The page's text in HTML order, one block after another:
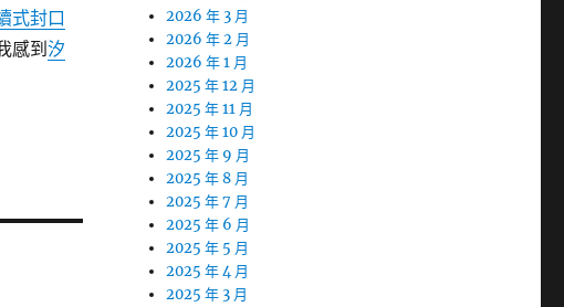
式封口
感到汐
2026 年 3 月
2026 年 2 月
2026 年 1 月
2025 年 12 月
2025 年 11 月
2025 年 10 月
2025 年 9 月
2025 年 8 月
2025 年 7 月
2025 年 6 月
2025 年 5 月
2025 年 4 月
2025 年 3 月